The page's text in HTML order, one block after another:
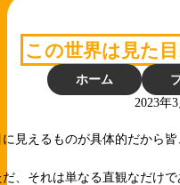
ン
この世界は見た
ホーム
2023年
に見えるものが具体的だから
だ、それは単なる直観なだけ